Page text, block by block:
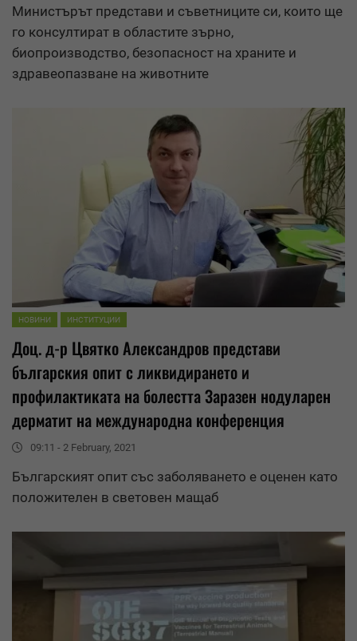
Министърът представи и съветниците си, които ще
го консултират в областите зърно,
биопроизводство, безопасност на храните и
здравеопазване на животните
НОВИНИ ИНСТИТУЦИИ
Доц. д-р Цвятко Александров представи
българския опит с ликвидирането и
профилактиката на болестта Заразен нодуларен
дерматит на международна конференция
09:11 - 2 February, 2021
Българският опит със заболяването е оценен като
положителен в световен мащаб